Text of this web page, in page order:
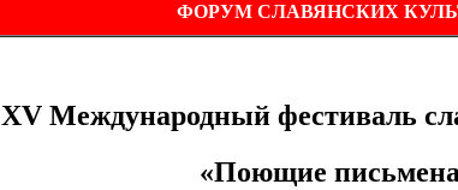
ФОРУМ СЛАВЯНСКИХ
ХV Международный фестиваль
«Поющие